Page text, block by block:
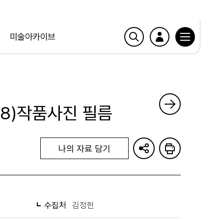
미술아카이브
작품사진 필름
나의 자료 담기
수집처 김정헌